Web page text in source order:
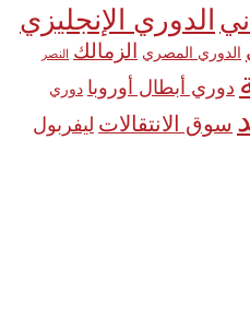
الدوري الإنجليزي
الدوري المصري الزمالك النصر
دوري أبطال أوروبا دوري
سوق الانتقالات ليفربول